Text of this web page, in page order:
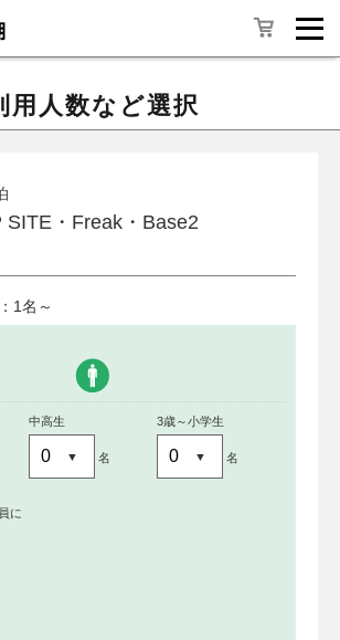
用人数など選択
SITE・Freak・Base2
1名～
中高生
名
3歳～小学生
名
に